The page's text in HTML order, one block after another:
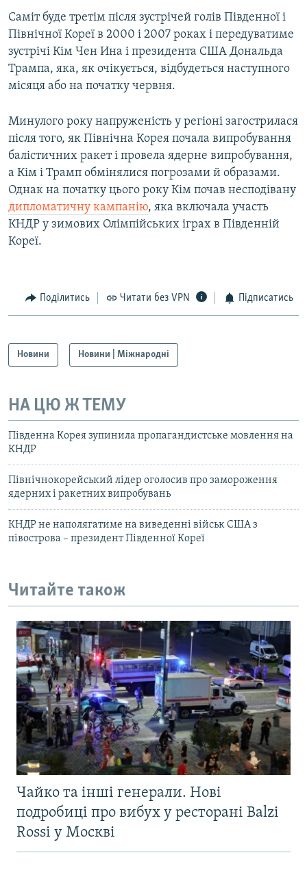
Саміт буде третім після зустрічей голів Південної і
Північної Кореї в 2000 і 2007 роках і передуватиме
зустрічі Кім Чен Ина і президента США Дональда
Трампа, яка, як очікується, відбудеться наступного
місяця або на початку червня.
Минулого року напруженість у регіоні загострилася
після того, як Північна Корея почала випробування
балістичних ракет і провела ядерне випробування,
а Кім і Трамп обмінялися погрозами й образами.
Однак на початку цього року Кім почав несподівану
дипломатичну кампанію, яка включала участь
КНДР у зимових Олімпійських іграх в Південній
Кореї.
Поділитись Читати без VPN Підписатись
Новини Новини | Міжнародні
НА ЦЮ Ж ТЕМУ
Південна Корея зупинила пропагандистське мовлення на
КНДР
Північнокорейський лідер оголосив про замороження
ядерних і ракетних випробувань
КНДР не наполягатиме на виведенні військ США з
півострова – президент Південної Кореї
Читайте також
Чайко та інші генерали. Нові
подробиці про вибух у ресторані Balzi
Rossi у Москві